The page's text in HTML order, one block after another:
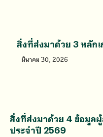
สิ่งที่ส่งมาด้วย 3 หลัก
มีนาคม 30, 2026
สิ่งที่ส่งมาด้วย 4 ข้อมูล
ประจำปี 2569